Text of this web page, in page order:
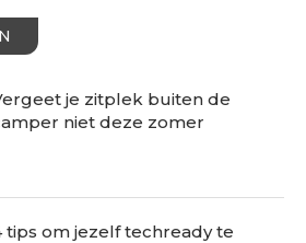
je zitplek buiten de
niet deze zomer
tips om jezelf techready te